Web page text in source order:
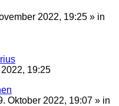
2022, 19:25 » in
19:25
Oktober 2022, 19:07 » in